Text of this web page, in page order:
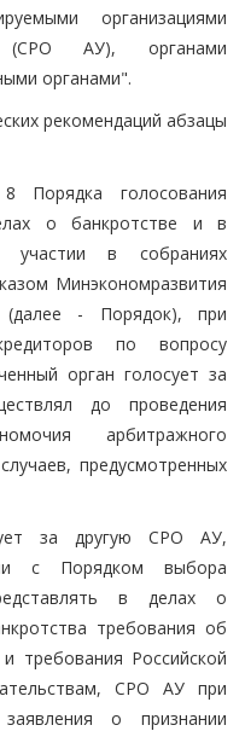
организациями
(СРО АУ), органами
органами".
рекомендаций абзацы
Порядка голосования
о банкротстве и в
участии в собраниях
Минэкономразвития
(далее - Порядок), при
по вопросу
орган голосует за
до проведения
арбитражного
предусмотренных
за другую СРО АУ,
с Порядком выбора
в делах о
требования об
требования Российской
СРО АУ при
о признании